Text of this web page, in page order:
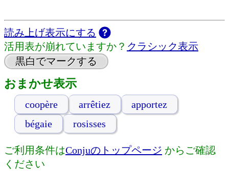
読み上げ表示にする
活用表が崩れていますか？ クラシック表示
黒白でマークする
おまかせ表示
coopère arrêtiez
apportez
bégaie
rosisses
ご利用条件はConjuのトップページ からご確認
ください